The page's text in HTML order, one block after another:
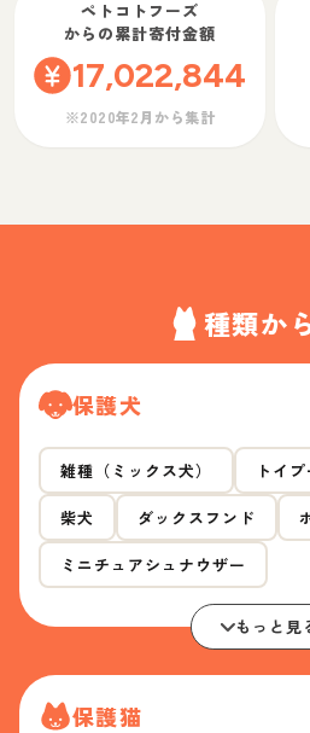
ペトコトフーズ
からの累計寄付金額
17,022,844
※2020年2月から集計
種類か
保護犬
雑種（ミックス犬） トイ
柴犬 ダックスフンド
ミニチュアシュナウザー
もっと見
保護猫